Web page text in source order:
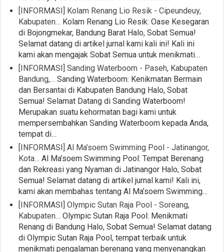
[INFORMASI] Kolam Renang Lio Resik - Cipeundeuy,
Kabupaten… Kolam Renang Lio Resik: Oase Kesegaran
di Bojongmekar, Bandung Barat Halo, Sobat Semua!
Selamat datang di artikel jurnal kami kali ini! Kali ini
kami akan mengajak Sobat Semua untuk menikmati…
[INFORMASI] Sanding Waterboom - Paseh, Kabupaten
Bandung,… Sanding Waterboom: Kenikmatan Bermain
dan Bersantai di Kabupaten Bandung Halo, Sobat
Semua! Selamat Datang di Sanding Waterboom!
Merupakan suatu kehormatan bagi kami untuk
mempersembahkan Sanding Waterboom kepada Anda,
tempat di…
[INFORMASI] Al Ma’soem Swimming Pool - Jatinangor,
Kota… Al Ma’soem Swimming Pool: Tempat Berenang
dan Rekreasi yang Nyaman di Jatinangor Halo, Sobat
Semua! Selamat datang di artikel jurnal kami! Kali ini,
kami akan membahas tentang Al Ma’soem Swimming…
[INFORMASI] Olympic Sutan Raja Pool - Soreang,
Kabupaten… Olympic Sutan Raja Pool: Menikmati
Renang di Bandung Halo, Sobat Semua! Selamat datang
di Olympic Sutan Raja Pool, tempat terbaik untuk
menikmati pengalaman berenang yang menyenangkan